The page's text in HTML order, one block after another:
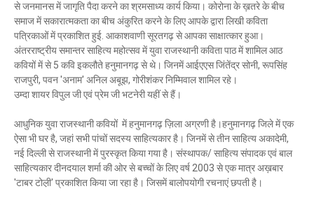
से जनमानस में जागृति पैदा करने का श्रमसाध्य कार्य किया। कोरोना के ख़तरे के बीच
समाज में सकारात्मकता का बीच अंकुरित करने के लिए आपके द्वारा लिखी कविता
पत्रिकाओं में प्रकाशित हुई. आकाशवाणी सूरतगढ़ से आपका साक्षात्कार हुआ।
अंतरराष्ट्रीय समान्तर साहित्य महोत्सव में युवा राजस्थानी कविता पाठ में शामिल आठ
कवियों में से 5 कवि इकलौते हनुमानगढ़ से थे। जिनमें आईएएस जिंतेंद्र सोनी, रूपसिंह
राजपुरी, पवन 'अनाम' अनिल अबूझ, गोरीशंकर निम्मिवाल शामिल रहे।
उम्दा शायर विपुल जी एवं प्रेम जी भटनेरी यहीं से हैं।
आधुनिक युवा राजस्थानी कवियों में हनुमानगढ़ ज़िला अग्रणी है।हनुमानगढ़ जिले में एक
ऐसा भी घर है, जहां सभी पांचों सदस्य साहित्यकार है। जिनमें से तीन साहित्य अकादेमी,
नई दिल्ली से राजस्थानी में पुरस्कृत किया गया है। संस्थापक/ साहित्य संपादक एवं बाल
साहित्यकार दीनदयाल शर्मा की ओर से बच्चों के लिए वर्ष 2003 से एक मात्र अख़बार
'टाबर टोल़ी' प्रकाशित किया जा रहा है। जिसमें बालोपयोगी रचनाएं छपती है।